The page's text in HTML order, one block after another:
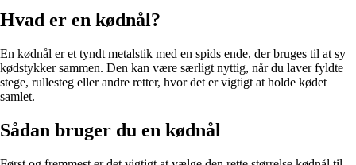
Hvad er en kødnål?
En kødnål er et tyndt metalstik med en spids ende, der bruges til at sy
kødstykker sammen. Den kan være særligt nyttig, når du laver fyldte
stege, rullesteg eller andre retter, hvor det er vigtigt at holde kødet
samlet.
Sådan bruger du en kødnål